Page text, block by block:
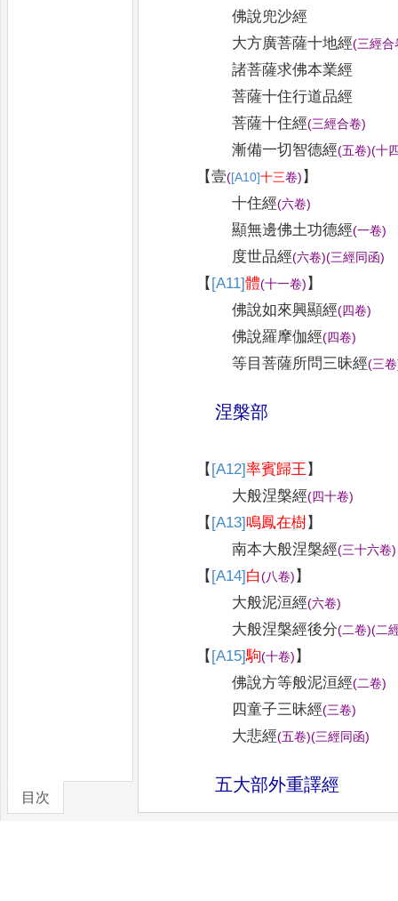
目次
佛說兜沙經
大方廣菩薩十地經(三經合
諸菩薩求佛本業經
菩薩十住行道品經
菩薩十住經(三經合卷)
漸備一切智德經(五卷)(十
【壹([A10]十三卷) 】
十住經(六卷)
顯無邊佛土功德經(一卷)
度世品經(六卷)(三經同函)
【 [A11]體(十一卷) 】
佛說如來興顯經(四卷)
佛說羅摩伽經(四卷)
等目菩薩所問三昧經(三卷
涅槃部
【 [A12]率賓歸王 】
大般涅槃經(四十卷)
【 [A13]鳴鳳在樹】
南本大般涅槃經(三十六卷)
【 [A14]白(八卷) 】
大般泥洹經(六卷)
大般涅槃經後分(二卷)(二
【 [A15]駒(十卷) 】
佛說方等般泥洹經(二卷)
四童子三昧經(三卷)
大悲經(五卷)(三經同函)
五大部外重譯經